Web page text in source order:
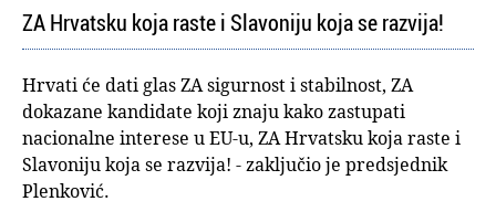
ZA Hrvatsku koja raste i Slavoniju koja se razvija!
Hrvati će dati glas ZA sigurnost i stabilnost, ZA
dokazane kandidate koji znaju kako zastupati
nacionalne interese u EU-u, ZA Hrvatsku koja raste i
Slavoniju koja se razvija! - zaključio je predsjednik
Plenković.